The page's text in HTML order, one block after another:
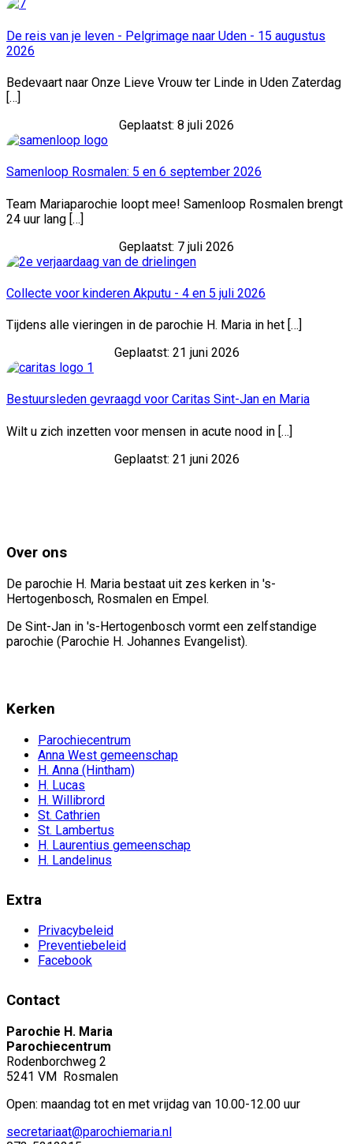
De reis van je leven - Pelgrimage naar Uden - 15 augustus
2026
Bedevaart naar Onze Lieve Vrouw ter Linde in Uden Zaterdag
[…]
Geplaatst: 8 juli 2026
Samenloop Rosmalen: 5 en 6 september 2026
Team Mariaparochie loopt mee! Samenloop Rosmalen brengt
24 uur lang […]
Geplaatst: 7 juli 2026
Collecte voor kinderen Akputu - 4 en 5 juli 2026
Tijdens alle vieringen in de parochie H. Maria in het […]
Geplaatst: 21 juni 2026
Bestuursleden gevraagd voor Caritas Sint-Jan en Maria
Wilt u zich inzetten voor mensen in acute nood in […]
Geplaatst: 21 juni 2026
Over ons
De parochie H. Maria bestaat uit zes kerken in 's-
Hertogenbosch, Rosmalen en Empel.
De Sint-Jan in 's-Hertogenbosch vormt een zelfstandige
parochie (Parochie H. Johannes Evangelist).
Kerken
Parochiecentrum
Anna West gemeenschap
H. Anna (Hintham)
H. Lucas
H. Willibrord
St. Cathrien
St. Lambertus
H. Laurentius gemeenschap
H. Landelinus
Extra
Privacybeleid
Preventiebeleid
Facebook
Contact
Parochie H. Maria
Parochiecentrum
Rodenborchweg 2
5241 VM Rosmalen
Open: maandag tot en met vrijdag van 10.00-12.00 uur
secretariaat@parochiemaria.nl